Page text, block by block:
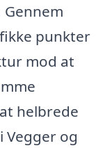
punkter
mod at
helbrede
Vegger og